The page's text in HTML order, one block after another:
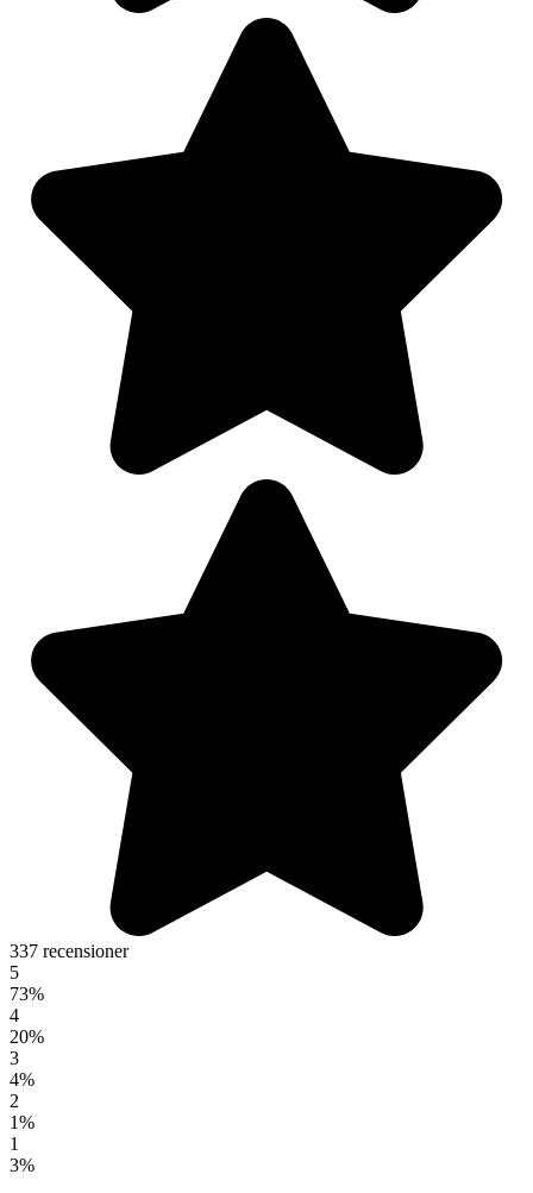
337 recensioner
5
73%
4
20%
3
4%
2
1%
1
3%